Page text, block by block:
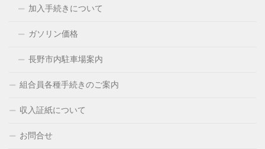
加入手続きについて
ガソリン価格
長野市内駐車場案内
組合員各種手続きのご案内
収入証紙について
お問合せ